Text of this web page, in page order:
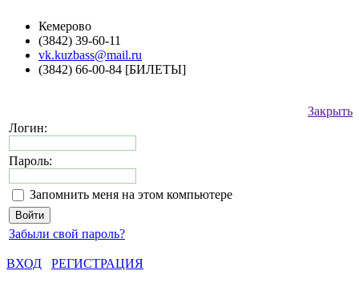
Кемерово
(3842) 39-60-11
vk.kuzbass@mail.ru
(3842) 66-00-84 [БИЛЕТЫ]
Закрыть
Логин:
Пароль:
Запомнить меня на этом компьютере
Забыли свой пароль?
ВХОД
РЕГИСТРАЦИЯ